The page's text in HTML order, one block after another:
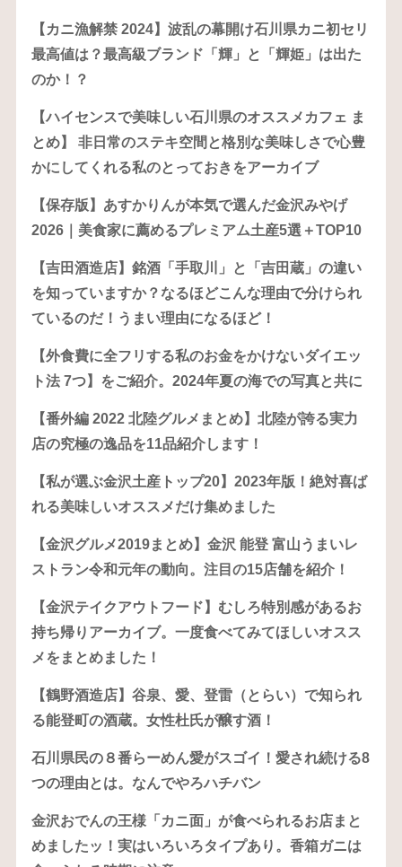
【カニ漁解禁 2024】波乱の幕開け石川県カニ初セリ
最高値は？最高級ブランド「輝」と「輝姫」は出た
のか！？
【ハイセンスで美味しい石川県のオススメカフェ ま
とめ】 非日常のステキ空間と格別な美味しさで心豊
かにしてくれる私のとっておきをアーカイブ
【保存版】あすかりんが本気で選んだ金沢みやげ
2026｜美食家に薦めるプレミアム土産5選＋TOP10
【吉田酒造店】銘酒「手取川」と「吉田蔵」の違い
を知っていますか？なるほどこんな理由で分けられ
ているのだ！うまい理由になるほど！
【外食費に全フリする私のお金をかけないダイエッ
ト法 7つ】をご紹介。2024年夏の海での写真と共に
【番外編 2022 北陸グルメまとめ】北陸が誇る実力
店の究極の逸品を11品紹介します！
【私が選ぶ金沢土産トップ20】2023年版！絶対喜ば
れる美味しいオススメだけ集めました
【金沢グルメ2019まとめ】金沢 能登 富山うまいレ
ストラン令和元年の動向。注目の15店舗を紹介！
【金沢テイクアウトフード】むしろ特別感があるお
持ち帰りアーカイブ。一度食べてみてほしいオスス
メをまとめました！
【鶴野酒造店】谷泉、愛、登雷（とらい）で知られ
る能登町の酒蔵。女性杜氏が醸す酒！
石川県民の８番らーめん愛がスゴイ！愛され続ける8
つの理由とは。なんでやろハチバン
金沢おでんの王様「カニ面」が食べられるお店まと
めましたッ！実はいろいろタイプあり。香箱ガニは